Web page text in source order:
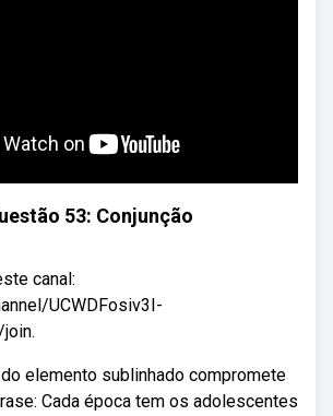
53: Conjunção
canal:
UCWDFosiv3I-
elemento sublinhado compromete
Cada época tem os adolescentes